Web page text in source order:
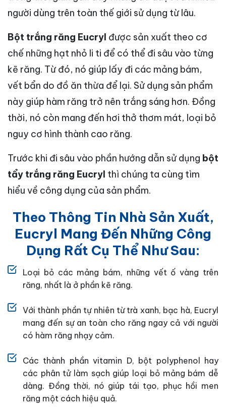
người dùng trên toàn thế giới sử dụng từ lâu.
Bột trắng răng Eucryl được sản xuất theo cơ
chế những hạt nhỏ li ti để có thể đi sâu vào từng
kẽ răng. Từ đó, nó giúp lấy đi các mảng bám,
vết bẩn do đồ ăn thừa để lại. Sử dụng sản phẩm
này giúp hàm răng trở nên trắng sáng hơn. Đồng
thời, nó còn mang đến hơi thở thơm mát, loại bỏ
nguy cơ hình thành cao răng.
Trước khi đi sâu vào phần hướng dẫn sử dụng bột
tẩy trắng răng Eucryl thì chúng ta cùng tìm
hiểu về công dụng của sản phẩm.
Theo Thông Tin Nhà Sản Xuất,
Eucryl Mang Đến Những Công
Dụng Rất Cụ Thể Như Sau:
Loại bỏ các mảng bám, những vết ố vàng trên
răng, nhất là ở phần kẽ răng.
Với thành phần tự nhiên từ trà xanh, bạc hà, Eucryl
mang đến sự an toàn cho răng ngay cả với người
có hàm răng nhạy cảm.
Các thành phần vitamin D, bột polyphenol hay
các phân tử làm sạch giúp loại bỏ mảng bám dễ
dàng. Đồng thời, nó giúp tái tạo, phục hồi men
răng một cách hiệu quả.